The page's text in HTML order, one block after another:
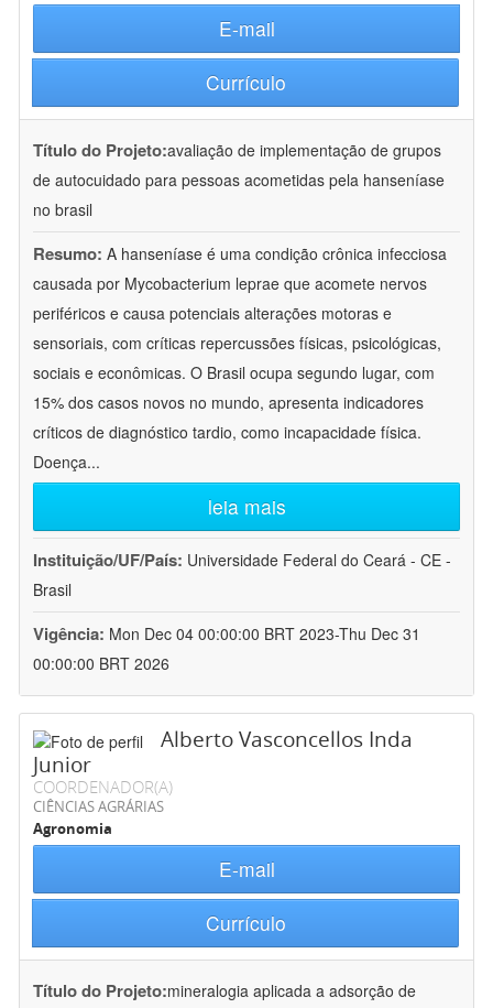
E-mail
Currículo
Título do Projeto:avaliação de implementação de grupos
de autocuidado para pessoas acometidas pela hanseníase
no brasil
Resumo: A hanseníase é uma condição crônica infecciosa
causada por Mycobacterium leprae que acomete nervos
periféricos e causa potenciais alterações motoras e
sensoriais, com críticas repercussões físicas, psicológicas,
sociais e econômicas. O Brasil ocupa segundo lugar, com
15% dos casos novos no mundo, apresenta indicadores
críticos de diagnóstico tardio, como incapacidade física.
Doença...
leia mais
Instituição/UF/País: Universidade Federal do Ceará - CE -
Brasil
Vigência: Mon Dec 04 00:00:00 BRT 2023-Thu Dec 31
00:00:00 BRT 2026
Alberto Vasconcellos Inda
Junior
COORDENADOR(A)
CIÊNCIAS AGRÁRIAS
Agronomia
E-mail
Currículo
Título do Projeto:mineralogia aplicada a adsorção de